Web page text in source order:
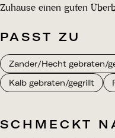
Zuhause einen guten
PASST ZU
Zander/Hecht gebraten/
Kalb gebraten/gegrillt
SCHMECKT